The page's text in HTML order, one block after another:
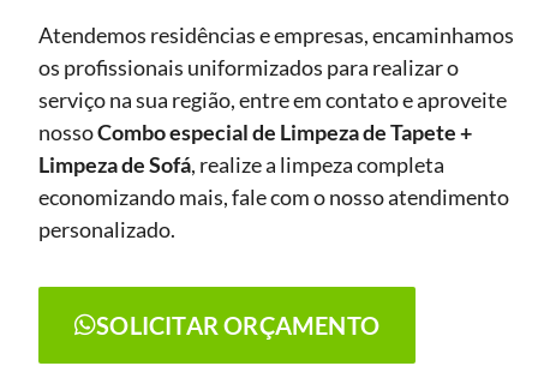
Atendemos residências e empresas, encaminhamos
os profissionais uniformizados para realizar o
serviço na sua região, entre em contato e aproveite
nossoCombo especial de Limpeza de Tapete +
Limpeza de Sofá, realize a limpeza completa
economizando mais, fale com o nosso atendimento
personalizado.
SOLICITAR ORÇAMENTO